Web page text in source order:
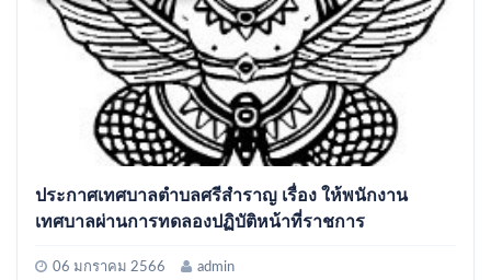
ประกาศเทศบาลตำบลศรีสำราญ เรื่อง ให้พนักงาน
เทศบาลผ่านการทดลองปฏิบัติหน้าที่ราชการ
06 มกราคม 2566 admin